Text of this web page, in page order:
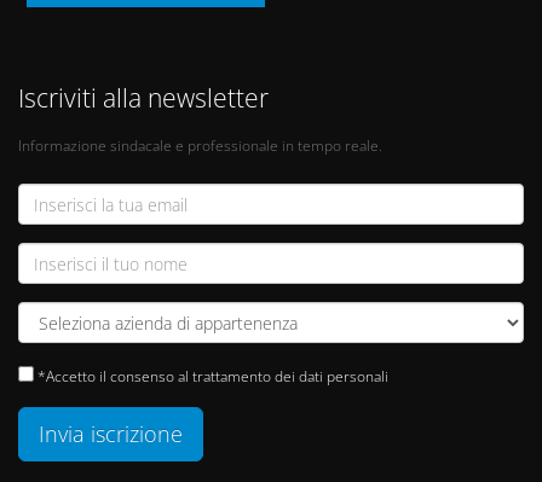
Iscriviti alla newsletter
Informazione sindacale e professionale in tempo reale.
*Accetto il consenso al trattamento dei dati personali
Invia iscrizione